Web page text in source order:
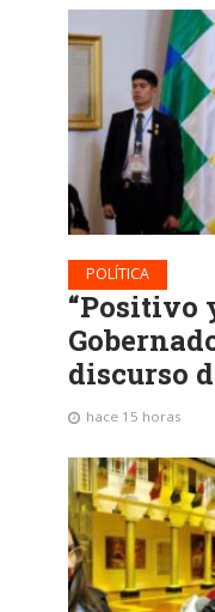
POLÍTICA
“Positivo
discurso
hace 15 horas